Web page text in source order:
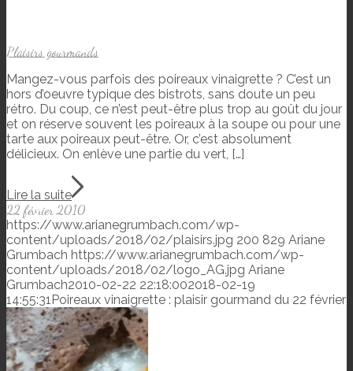
Plaisirs gourmands
Mangez-vous parfois des poireaux vinaigrette ? C’est un
hors d’oeuvre typique des bistrots, sans doute un peu
rétro. Du coup, ce n’est peut-être plus trop au goût du jour
et on réserve souvent les poireaux à la soupe ou pour une
tarte aux poireaux peut-être. Or, c’est absolument
délicieux. On enlève une partie du vert, […]
Lire la suite
22 février 2010
https://www.arianegrumbach.com/wp-
content/uploads/2018/02/plaisirs.jpg 200 829 Ariane
Grumbach https://www.arianegrumbach.com/wp-
content/uploads/2018/02/logo_AG.jpg Ariane
Grumbach2010-02-22 22:18:002018-02-19
14:55:31Poireaux vinaigrette : plaisir gourmand du 22 février